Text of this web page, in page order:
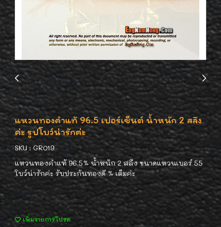
แหวนทองคำแท้ 96.5 เปอร์เซ็นต์ น้ำหนัก 2 สลึง
ค่ะ รูปโบว์น่ารักค่ะ
SKU : GR019
แหวนทองคำแท้ 96.5% น้ำหนัก 2 สลึง ขนาดแหวนเบอร์ 55
โบว์น่ารักค่ะ รับประกันทองดี % เต็มค่ะ
เพิ่มรายการโปรด